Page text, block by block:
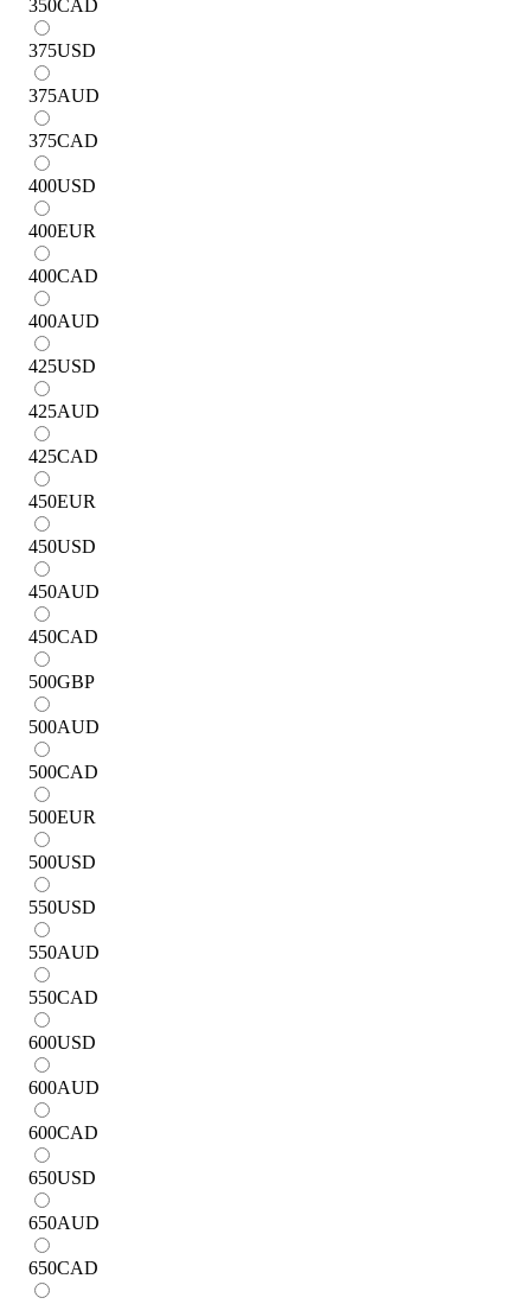
350CAD
375USD
375AUD
375CAD
400USD
400EUR
400CAD
400AUD
425USD
425AUD
425CAD
450EUR
450USD
450AUD
450CAD
500GBP
500AUD
500CAD
500EUR
500USD
550USD
550AUD
550CAD
600USD
600AUD
600CAD
650USD
650AUD
650CAD